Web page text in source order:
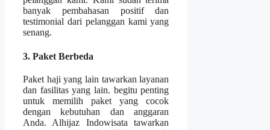
banyak pembahasan positif dan
testimonial dari pelanggan kami yang
senang.
3. Paket Berbeda
Paket haji yang lain tawarkan layanan
dan fasilitas yang lain. begitu penting
untuk memilih paket yang cocok
dengan kebutuhan dan anggaran
Anda. Alhijaz Indowisata tawarkan